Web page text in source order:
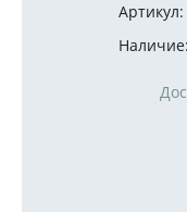
Артикул:
Наличие: